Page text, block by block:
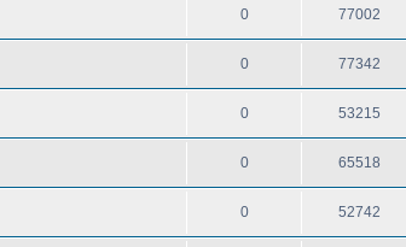
0 77002
0 77342
0 53215
0 65518
0 52742